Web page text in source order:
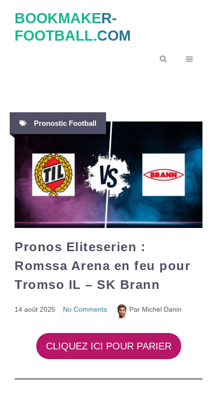
contenu
BOOKMAKER-
FOOTBALL.COM
MENU
Pronostic Football
Pronos Eliteserien :
Romssa Arena en feu pour
Tromso IL – SK Brann
14 août 2025 No Comments Par Michel Danin
CLIQUEZ ICI POUR PARIER